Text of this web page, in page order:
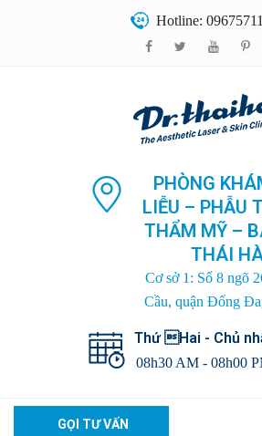
Hotline:
PHÒNG
LIỄU – PHẪU
THẨM MỸ –
THÁI
Cơ sở 1: Số 8 ngõ
Cầu, quận Đống
Thứ Hai - Chủ
08h30 AM - 08h00
GỌI TƯ VẤN